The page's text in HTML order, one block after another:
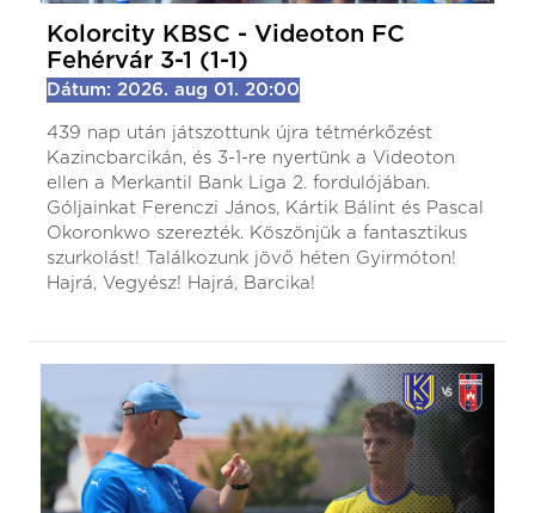
Kolorcity KBSC - Videoton FC
Fehérvár 3-1 (1-1)
Dátum: 2026. aug 01. 20:00
439 nap után játszottunk újra tétmérkőzést
Kazincbarcikán, és 3-1-re nyertünk a Videoton
ellen a Merkantil Bank Liga 2. fordulójában.
Góljainkat Ferenczi János, Kártik Bálint és Pascal
Okoronkwo szerezték. Köszönjük a fantasztikus
szurkolást! Találkozunk jövő héten Gyirmóton!
Hajrá, Vegyész! Hajrá, Barcika!